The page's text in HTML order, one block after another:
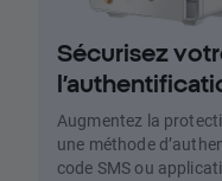
Sécurisez
Augmentez la
une méthode
code SMS ou